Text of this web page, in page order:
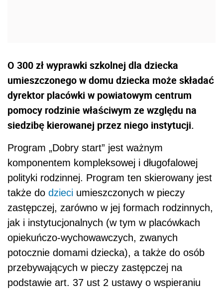
O 300 zł wyprawki szkolnej dla dziecka
umieszczonego w domu dziecka może składać
dyrektor placówki w powiatowym centrum
pomocy rodzinie właściwym ze względu na
siedzibę kierowanej przez niego instytucji.
Program „Dobry start” jest ważnym
komponentem kompleksowej i długofalowej
polityki rodzinnej. Program ten skierowany jest
także do dzieci umieszczonych w pieczy
zastępczej, zarówno w jej formach rodzinnych,
jak i instytucjonalnych (w tym w placówkach
opiekuńczo-wychowawczych, zwanych
potocznie domami dziecka), a także do osób
przebywających w pieczy zastępczej na
podstawie art. 37 ust 2 ustawy o wspieraniu